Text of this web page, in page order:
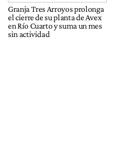
Granja Tres Arroyos prolonga
el cierre de su planta de Avex
en Río Cuarto y suma un mes
sin actividad